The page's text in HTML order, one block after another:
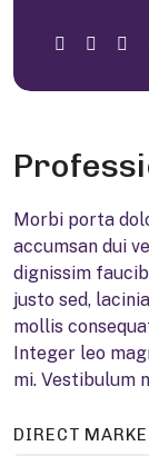
Morbi porta
accumsan dui
dignissim
justo sed,
mollis
Integer leo
mi. Vestibulum
DIRECT